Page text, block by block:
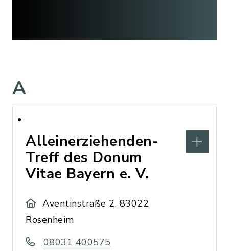
A
Alleinerziehenden-
Treff des Donum
Vitae Bayern e. V.
Aventinstraße 2, 83022
Rosenheim
08031 400575